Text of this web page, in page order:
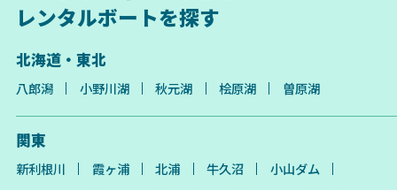
レンタルボートを探す
北海道・東北
八郎潟 小野川湖 秋元湖 桧原湖 曽原湖
関東
新利根川 霞ヶ浦 北浦 牛久沼
小山ダム